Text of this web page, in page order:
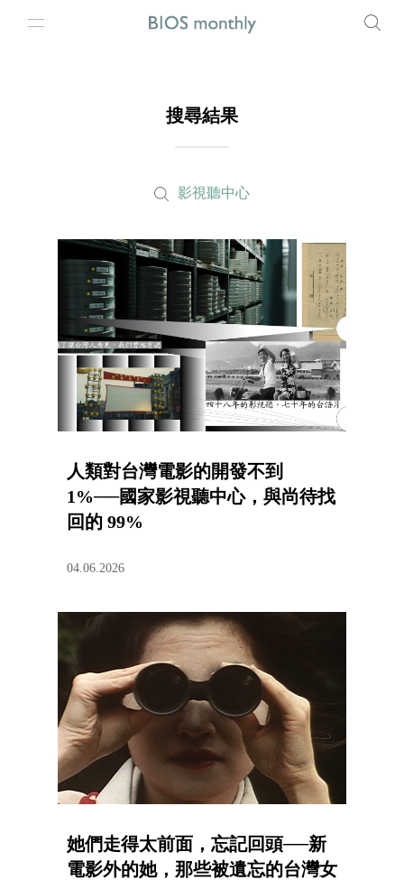
搜尋結果
影視聽中心
人類對台灣電影的開發不到
1%──國家影視聽中心，與尚待找
回的 99%
04.06.2026
她們走得太前面，忘記回頭──新
電影外的她，那些被遺忘的台灣女